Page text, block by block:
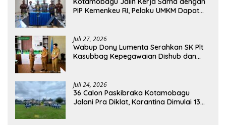
PIP Kemenkeu RI, Pelaku UMKM Dapat
Juli 27, 2026
Wabup Dony Lumenta Serahkan SK Plt
Kasubbag Kepegawaian Dishub dan
Juli 24, 2026
36 Calon Paskibraka Kotamobagu
Jalani Pra Diklat, Karantina Dimulai 13